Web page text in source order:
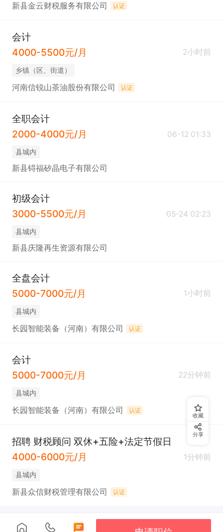
新县金云财税服务有限公司 认证
会计
4000-5500元/月
2小时前
乡镇（区、街道）
河南信锐山茶油股份有限公司 认证
全职会计
2000-4000元/月
06-12 01:33
县城内
新县锝福矽晶电子有限公司
初级会计
3000-5500元/月
05-24 02:23
县城内
新县庆隆再生资源有限公司
全盘会计
5000-7000元/月
1小时前
县城内
长园智能装备（河南）有限公司 认证
会计
5000-7000元/月
22分钟前
县城内
长园智能装备（河南）有限公司 认证
招聘 财税顾问 双休+五险+法定节假日
4000-6000元/月
1分钟前
县城内
新县众信财税管理有限公司 认证
收藏
分享